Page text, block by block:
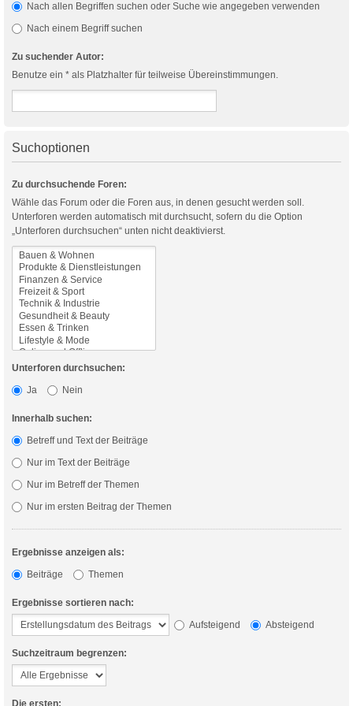
Nach allen Begriffen suchen oder Suche wie angegeben verwenden
Nach einem Begriff suchen
Zu suchender Autor:
Benutze ein * als Platzhalter für teilweise Übereinstimmungen.
Suchoptionen
Zu durchsuchende Foren:
Wähle das Forum oder die Foren aus, in denen gesucht werden soll.
Unterforen werden automatisch mit durchsucht, sofern du die Option
„Unterforen durchsuchen“ unten nicht deaktivierst.
Unterforen durchsuchen:
Ja
Nein
Innerhalb suchen:
Betreff und Text der Beiträge
Nur im Text der Beiträge
Nur im Betreff der Themen
Nur im ersten Beitrag der Themen
Ergebnisse anzeigen als:
Beiträge
Themen
Ergebnisse sortieren nach:
Aufsteigend
Absteigend
Suchzeitraum begrenzen:
Die ersten: